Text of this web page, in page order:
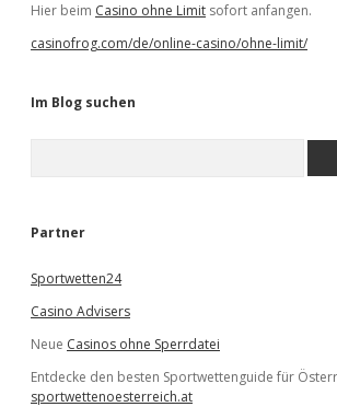
Hier beim Casino ohne Limit sofort anfangen.
casinofrog.com/de/online-casino/ohne-limit/
Im Blog suchen
e
Partner
Sportwetten24
Casino Advisers
Neue Casinos ohne Sperrdatei
Entdecke den besten Sportwettenguide für
sportwettenoesterreich.at